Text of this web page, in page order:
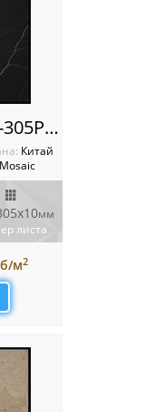
082-305P (M082-305P; M08A-305P)
Китай
мм
листа
м2